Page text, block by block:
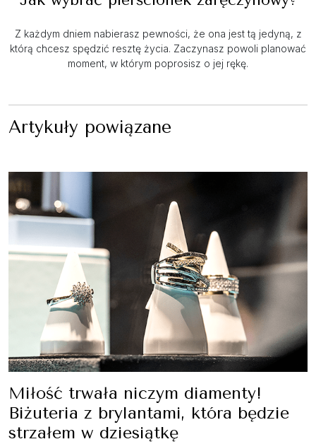
Z każdym dniem nabierasz pewności, że ona jest tą jedyną, z
którą chcesz spędzić resztę życia. Zaczynasz powoli planować
moment, w którym poprosisz o jej rękę.
Artykuły powiązane
Miłość trwała niczym diamenty!
Biżuteria z brylantami, która będzie
strzałem w dziesiątkę